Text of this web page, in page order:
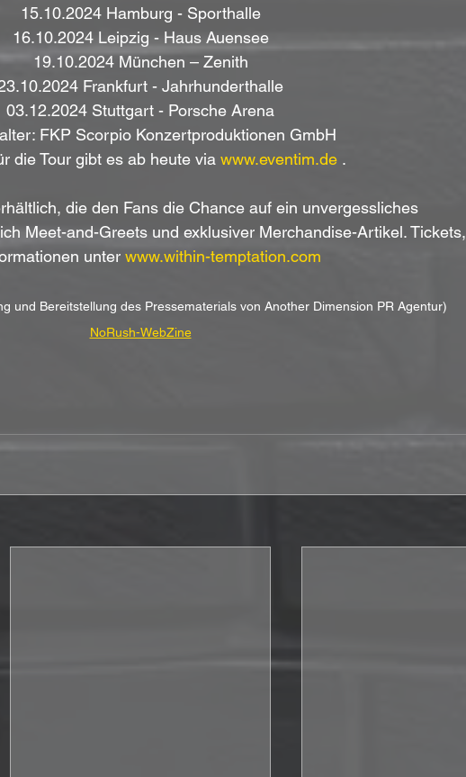
15.10.2024 Hamburg - Sporthalle
16.10.2024 Leipzig - Haus Auensee
19.10.2024 München – Zenith
Frankfurt - Jahrhunderthalle
03.12.2024 Stuttgart - Porsche Arena
FKP Scorpio Konzertproduktionen GmbH
die Tour gibt es ab heute via www.eventim.de .
die den Fans die Chance auf ein unvergessliches
Meet-and-Greets und exklusiver Merchandise-Artikel. Tickets,
unter www.within-temptation.com
und Bereitstellung des Pressematerials von Another Dimension PR Agentur)
NoRush-WebZine